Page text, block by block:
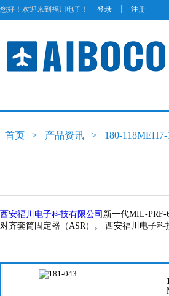
您好！欢迎来到福川电子！ 登录 | 注册
首页 > 产品资讯 > 180-
西安福川电子科技有限公司 新一代MIL-
对齐套筒固定器（ASR）。 西安福川电子